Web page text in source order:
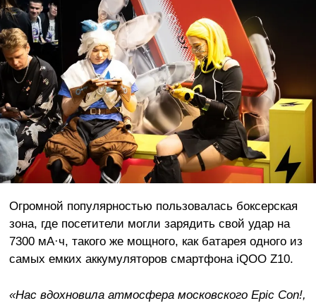
Огромной популярностью пользовалась боксерская
зона, где посетители могли зарядить свой удар на
7300 мА·ч, такого же мощного, как батарея одного из
самых емких аккумуляторов смартфона iQOO Z10.
«Нас вдохновила атмосфера московского Epic Con!,